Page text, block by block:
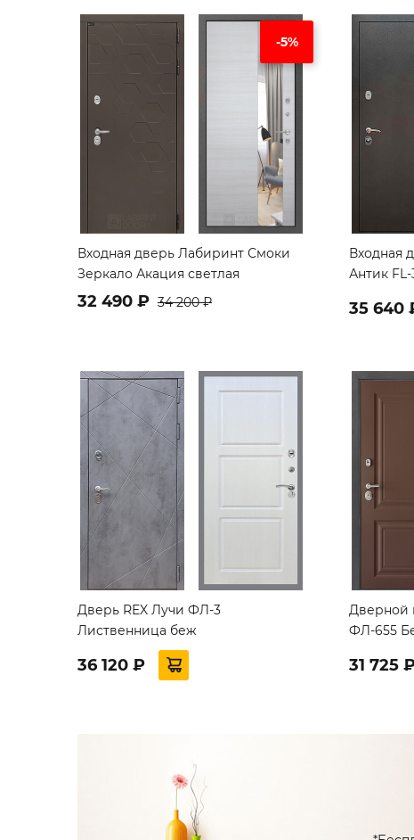
-5%
Входная дверь Лабиринт Смоки
Зеркало Акация светлая
32 490 ₽ 34 200 ₽
Входная
Антик
35 640
Дверь REX Лучи ФЛ-3
Лиственница беж
36 120 ₽
Дверной
ФЛ-655
31 725